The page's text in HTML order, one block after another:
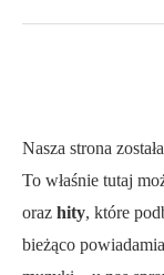
Nasza strona
To właśnie tutaj
oraz hity, które
bieżąco